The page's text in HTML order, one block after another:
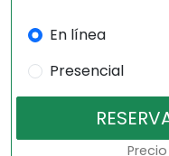
En línea
Presencial